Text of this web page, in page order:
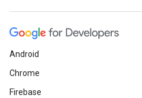
Android
Chrome
Firebase